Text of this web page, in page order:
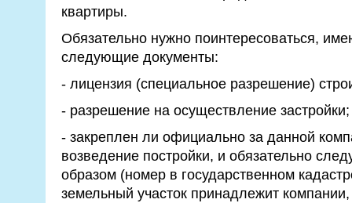
квартиры.
Обязательно нужно поинтересоваться,
следующие документы:
- лицензия (специальное разрешение)
- разрешение на осуществление застройки;
- закреплен ли официально за данной
возведение постройки, и обязательно
образом (номер в государственном
земельный участок принадлежит